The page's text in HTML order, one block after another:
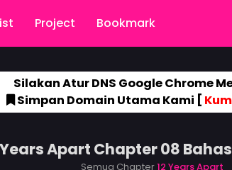
Project Bookmark
Silakan Atur DNS Google Chrome
Simpan Domain Utama Kami [
Years Apart Chapter 08
Semua Chapter12 Years Apart